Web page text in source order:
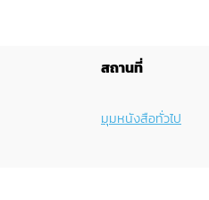
สถานที่
มุมหนังสือทั่วไป